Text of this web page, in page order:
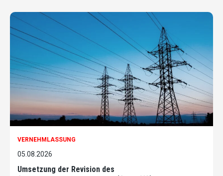
VERNEHMLASSUNG
05.08.2026
Umsetzung der Revision des